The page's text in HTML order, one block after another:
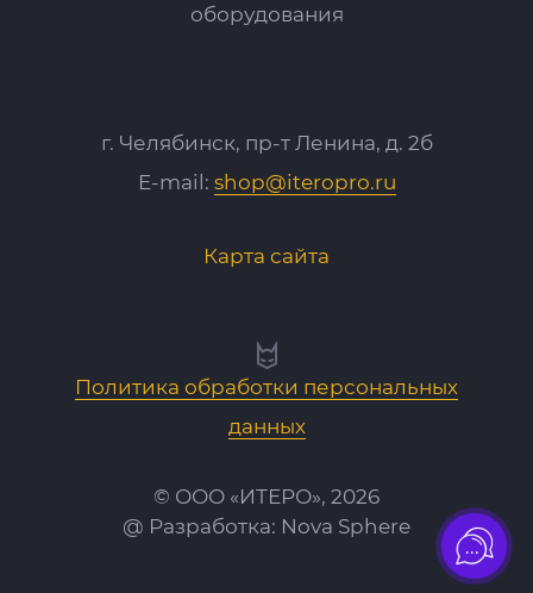
оборудования
г. Челябинск, пр-т Ленина, д. 2б
E-mail: shop@iteropro.ru
Карта сайта
© ООО «ИТЕРО», 2026
@ Разработка: Nova Sphere
Политика обработки персональных
данных